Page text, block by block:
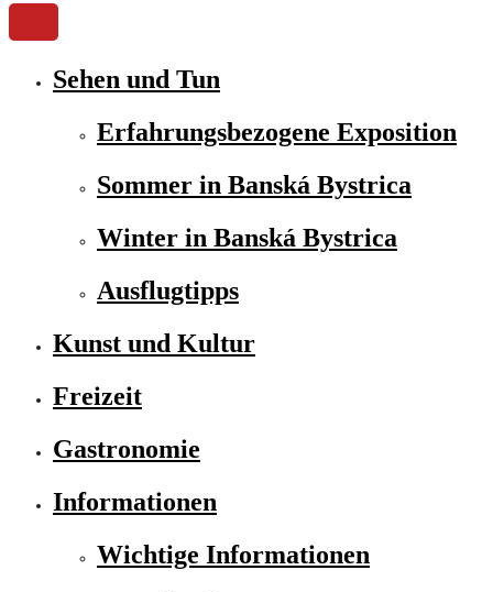
Sehen und Tun
Erfahrungsbezogene Exposition
Sommer in Banská Bystrica
Winter in Banská Bystrica
Ausflugtipps
Kunst und Kultur
Freizeit
Gastronomie
Informationen
Wichtige Informationen